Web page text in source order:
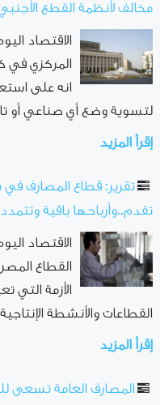
مخالف لأنظمة القطع
الاقتصاد
المركزي في
انه على
لتسوية وضع أي صناعي أو
إقرأ المزيد
تقرير: قطاع المصارف في
تقدم..وأرباحها باقية
الاقتصاد
القطاع
الأزمة التي
القطاعات والأنشطة
إقرأ المزيد
المصارف العامة تسعى